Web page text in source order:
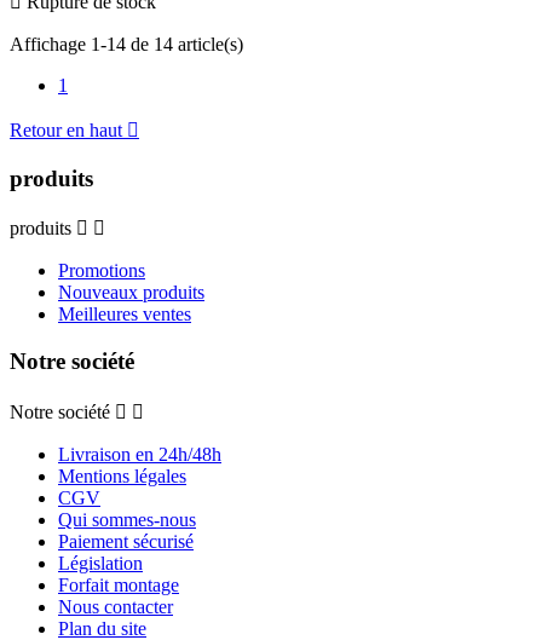
Affichage 1-14 de 14 article(s)
1
Retour en haut 
produits
produits  
Promotions
Nouveaux produits
Meilleures ventes
Notre société
Notre société  
Livraison en 24h/48h
Mentions légales
CGV
Qui sommes-nous
Paiement sécurisé
Législation
Forfait montage
Nous contacter
Plan du site